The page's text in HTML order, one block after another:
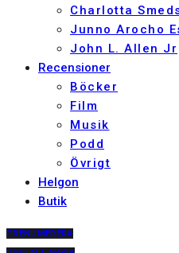
Charlotta
Junno Arocho
John L. Allen Jr
Recensioner
Böcker
Film
Musik
Podd
Övrigt
Helgon
Butik
PRENUMERERA